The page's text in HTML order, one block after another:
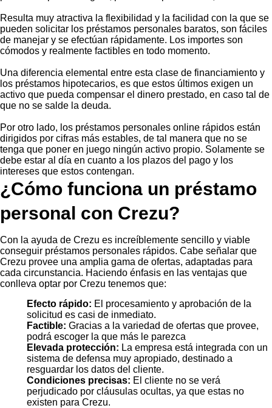
Resulta muy atractiva la flexibilidad y la facilidad con la que se
pueden solicitar los préstamos personales baratos, son fáciles
de manejar y se efectúan rápidamente. Los importes son
cómodos y realmente factibles en todo momento.
Una diferencia elemental entre esta clase de financiamiento y
los préstamos hipotecarios, es que estos últimos exigen un
activo que pueda compensar el dinero prestado, en caso tal de
que no se salde la deuda.
Por otro lado, los préstamos personales online rápidos están
dirigidos por cifras más estables, de tal manera que no se
tenga que poner en juego ningún activo propio. Solamente se
debe estar al día en cuanto a los plazos del pago y los
intereses que estos contengan.
¿Cómo funciona un préstamo
personal con Crezu?
Con la ayuda de Crezu es increíblemente sencillo y viable
conseguir préstamos personales rápidos. Cabe señalar que
Crezu provee una amplia gama de ofertas, adaptadas para
cada circunstancia. Haciendo énfasis en las ventajas que
conlleva optar por Crezu tenemos que:
Efecto rápido: El procesamiento y aprobación de la
solicitud es casi de inmediato.
Factible: Gracias a la variedad de ofertas que provee,
podrá escoger la que más le parezca
Elevada protección: La empresa está integrada con un
sistema de defensa muy apropiado, destinado a
resguardar los datos del cliente.
Condiciones precisas: El cliente no se verá
perjudicado por cláusulas ocultas, ya que estas no
existen para Crezu.